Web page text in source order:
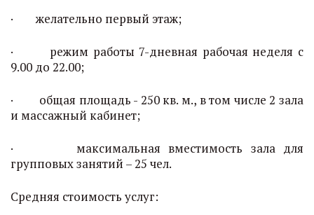
· желательно первый этаж;
· режим работы 7-дневная рабочая неделя с
9.00 до 22.00;
· общая площадь - 250 кв. м., в том числе 2 зала
и массажный кабинет;
· максимальная вместимость зала для
групповых занятий – 25 чел.
Средняя стоимость услуг: